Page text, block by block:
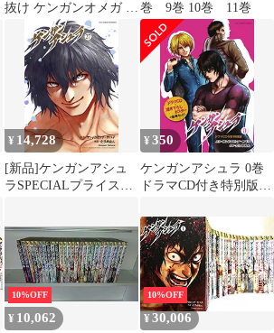
抜け ケンガンオメガ 1-
13巻 セット
巻 9巻 10巻 11巻
¥ 14,728
[新品]ケンガンアシュ
ラSPECIALプライスパ
¥350
ケンガンアシュラ 0巻
ドラマCD付き特別版:
(特品)／だろめおん サ
ンドロビッチ・ヤバ子
10%OFF
¥ 10,062
10%OFF
¥30,006